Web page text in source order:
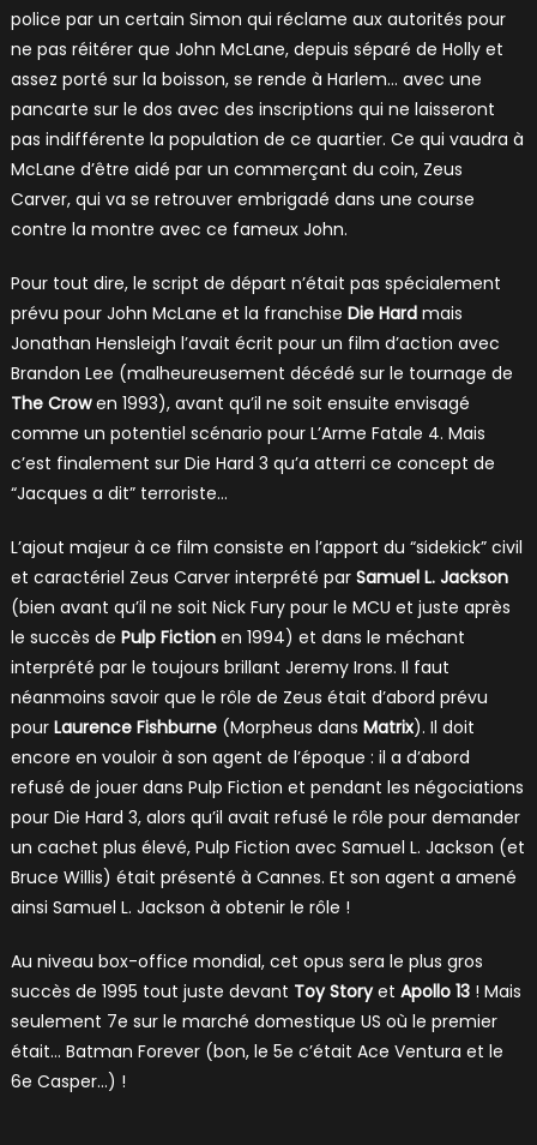
police par un certain Simon qui réclame aux autorités pour
ne pas réitérer que John McLane, depuis séparé de Holly et
assez porté sur la boisson, se rende à Harlem… avec une
pancarte sur le dos avec des inscriptions qui ne laisseront
pas indifférente la population de ce quartier. Ce qui vaudra à
McLane d’être aidé par un commerçant du coin, Zeus
Carver, qui va se retrouver embrigadé dans une course
contre la montre avec ce fameux John.
Pour tout dire, le script de départ n’était pas spécialement
prévu pour John McLane et la franchise Die Hardmais
Jonathan Hensleigh l’avait écrit pour un film d’action avec
Brandon Lee (malheureusement décédé sur le tournage de
The Crowen 1993), avant qu’il ne soit ensuite envisagé
comme un potentiel scénario pour L’Arme Fatale 4. Mais
c’est finalement sur Die Hard 3 qu’a atterri ce concept de
“Jacques a dit” terroriste…
L’ajout majeur à ce film consiste en l’apport du “sidekick” civil
et caractériel Zeus Carver interprété par Samuel L. Jackson
(bien avant qu’il ne soit Nick Fury pour le MCU et juste après
le succès de Pulp Fictionen 1994) et dans le méchant
interprété par le toujours brillant Jeremy Irons. Il faut
néanmoins savoir que le rôle de Zeus était d’abord prévu
pour Laurence Fishburne(Morpheus dans Matrix). Il doit
encore en vouloir à son agent de l’époque : il a d’abord
refusé de jouer dans Pulp Fiction et pendant les négociations
pour Die Hard 3, alors qu’il avait refusé le rôle pour demander
un cachet plus élevé, Pulp Fiction avec Samuel L. Jackson (et
Bruce Willis) était présenté à Cannes. Et son agent a amené
ainsi Samuel L. Jackson à obtenir le rôle !
Au niveau box-office mondial, cet opus sera le plus gros
succès de 1995 tout juste devant Toy Storyet Apollo 13! Mais
seulement 7e sur le marché domestique US où le premier
était… Batman Forever (bon, le 5e c’était Ace Ventura et le
6e Casper…) !